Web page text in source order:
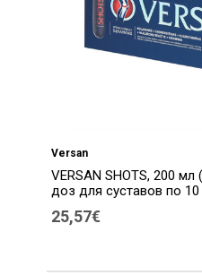
Versan
VERSAN SHOTS, 200
доз для суставов по
25,57€